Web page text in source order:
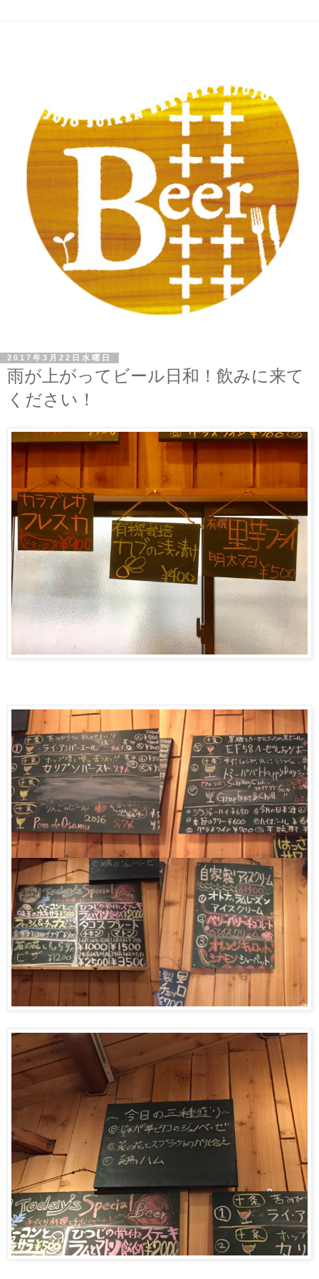
2017年3月22日水曜日
雨が上がってビール日和！飲みに来て
ください！